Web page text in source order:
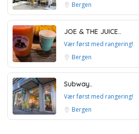
Bergen
JOE & THE JUICE..
Vær først med rangering!
Bergen
Subway..
Vær først med rangering!
Bergen